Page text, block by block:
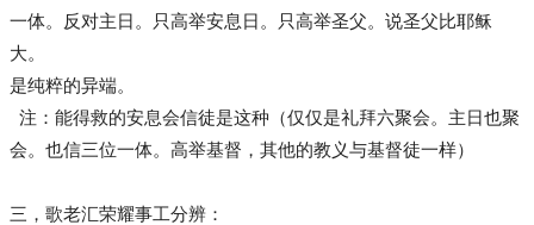
一体。反对主日。只高举安息日。只高举圣父。说圣父比耶稣
大。
是纯粹的异端。
注：能得救的安息会信徒是这种（仅仅是礼拜六聚会。主日也聚
会。也信三位一体。高举基督，其他的教义与基督徒一样）
三，歌老汇荣耀事工分辨：